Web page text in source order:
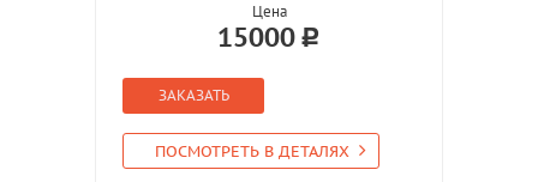
Цена
15000
ЗАКАЗАТЬ
ПОСМОТРЕТЬ В ДЕТАЛЯХ